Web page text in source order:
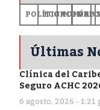
POLÍTICA
ECONOMÍA
MUNDO
Últimas
Clínica del
Seguro ACHC
6 agosto, 2026 - 1:21